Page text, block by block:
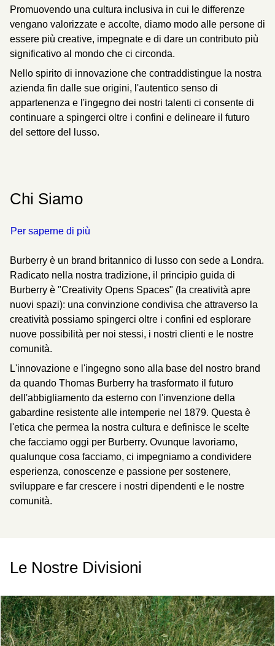
Promuovendo una cultura inclusiva in cui le differenze
vengano valorizzate e accolte, diamo modo alle persone di
essere più creative, impegnate e di dare un contributo più
significativo al mondo che ci circonda.
Nello spirito di innovazione che contraddistingue la nostra
azienda fin dalle sue origini, l'autentico senso di
appartenenza e l'ingegno dei nostri talenti ci consente di
continuare a spingerci oltre i confini e delineare il futuro
del settore del lusso.
Chi Siamo
Per saperne di più
Burberry è un brand britannico di lusso con sede a Londra.
Radicato nella nostra tradizione, il principio guida di
Burberry è "Creativity Opens Spaces" (la creatività apre
nuovi spazi): una convinzione condivisa che attraverso la
creatività possiamo spingerci oltre i confini ed esplorare
nuove possibilità per noi stessi, i nostri clienti e le nostre
comunità.
L'innovazione e l'ingegno sono alla base del nostro brand
da quando Thomas Burberry ha trasformato il futuro
dell'abbigliamento da esterno con l'invenzione della
gabardine resistente alle intemperie nel 1879. Questa è
l'etica che permea la nostra cultura e definisce le scelte
che facciamo oggi per Burberry. Ovunque lavoriamo,
qualunque cosa facciamo, ci impegniamo a condividere
esperienza, conoscenze e passione per sostenere,
sviluppare e far crescere i nostri dipendenti e le nostre
comunità.
Le Nostre Divisioni